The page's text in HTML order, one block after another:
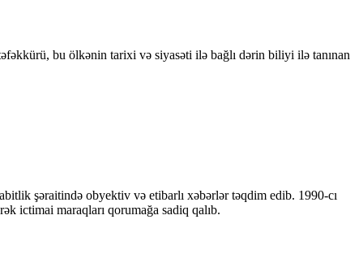
bu ölkənin tarixi və siyasəti ilə bağlı dərin biliyi ilə tanınan
şəraitində obyektiv və etibarlı xəbərlər təqdim edib. 1990-cı
ictimai maraqları qorumağa sadiq qalıb.